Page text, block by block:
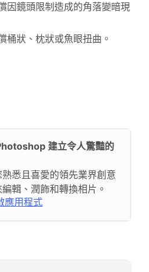
因鏡頭限制造成的角落變暗現
桶狀、枕狀或魚眼扭曲。
建立令人驚豔的
悉且喜愛的領先業界創意
輯、潤飾和轉換相片。
應用程式